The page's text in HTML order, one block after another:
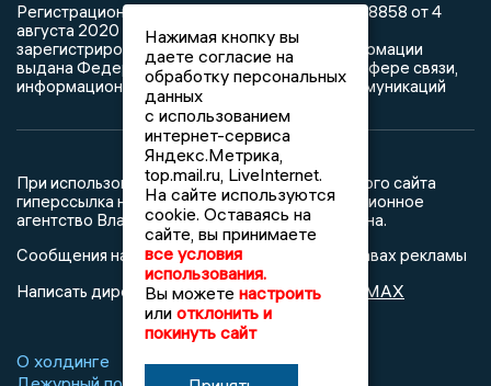
Регистрационный номер: серия Эл № ФС77-78858 от 4
августа 2020 г. согласно выписке из реестра
зарегистрированных средств массовой информации
выдана Федеральной службой по надзору в сфере связи,
информационных технологий и массовых коммуникаций
При использовании любого материала с данного сайта
гиперссылка на Сетевое издание «Информационное
агентство Владимирские новости» обязательна.
Сообщения на сером фоне размещены на правах рекламы
Написать директору в телеграм@mazov MAX
О холдинге Вакансии
Реклама
Нажимая кнопку вы
даете согласие на
обработку персональных
данных
с использованием
интернет-сервиса
Яндекс.Метрика,
top.mail.ru, LiveInternet.
На сайте используются
cookie. Оставаясь на
сайте, вы принимаете
все условия
использования.
Вы можете настроить
или отклонить и
покинуть сайт